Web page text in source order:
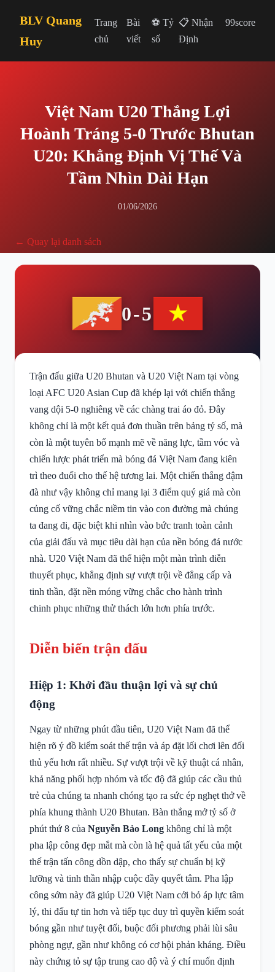
BLV Quang
Huy
Trang
chủ
Bài
viết
⚽ Tỷ
số
📋 Nhận
Định
99score
Việt Nam U20 Thắng Lợi
Hoành Tráng 5-0 Trước Bhutan
U20: Khẳng Định Vị Thế Và
Tầm Nhìn Dài Hạn
01/06/2026
← Quay lại danh sách
0-5
Trận đấu giữa U20 Bhutan và U20 Việt Nam tại vòng
loại AFC U20 Asian Cup đã khép lại với chiến thắng
vang dội 5-0 nghiêng về các chàng trai áo đỏ. Đây
không chỉ là một kết quả đơn thuần trên bảng tỷ số, mà
còn là một tuyên bố mạnh mẽ về năng lực, tầm vóc và
chiến lược phát triển mà bóng đá Việt Nam đang kiên
trì theo đuổi cho thế hệ tương lai. Một chiến thắng đậm
đà như vậy không chỉ mang lại 3 điểm quý giá mà còn
củng cố vững chắc niềm tin vào con đường mà chúng
ta đang đi, đặc biệt khi nhìn vào bức tranh toàn cảnh
của giải đấu và mục tiêu dài hạn của nền bóng đá nước
nhà. U20 Việt Nam đã thể hiện một màn trình diễn
thuyết phục, khẳng định sự vượt trội về đẳng cấp và
tinh thần, đặt nền móng vững chắc cho hành trình
chinh phục những thử thách lớn hơn phía trước.
Diễn biến trận đấu
Hiệp 1: Khởi đầu thuận lợi và sự chủ
động
Ngay từ những phút đầu tiên, U20 Việt Nam đã thể
hiện rõ ý đồ kiểm soát thế trận và áp đặt lối chơi lên đối
thủ yếu hơn rất nhiều. Sự vượt trội về kỹ thuật cá nhân,
khả năng phối hợp nhóm và tốc độ đã giúp các cầu thủ
trẻ của chúng ta nhanh chóng tạo ra sức ép nghẹt thở về
phía khung thành U20 Bhutan. Bàn thắng mở tỷ số ở
phút thứ 8 của Nguyễn Bảo Long không chỉ là một
pha lập công đẹp mắt mà còn là hệ quả tất yếu của một
thế trận tấn công dồn dập, cho thấy sự chuẩn bị kỹ
lưỡng và tinh thần nhập cuộc đầy quyết tâm. Pha lập
công sớm này đã giúp U20 Việt Nam cởi bỏ áp lực tâm
lý, thi đấu tự tin hơn và tiếp tục duy trì quyền kiểm soát
bóng gần như tuyệt đối, buộc đối phương phải lùi sâu
phòng ngự, gần như không có cơ hội phản kháng. Điều
này chứng tỏ sự tập trung cao độ và ý chí muốn định